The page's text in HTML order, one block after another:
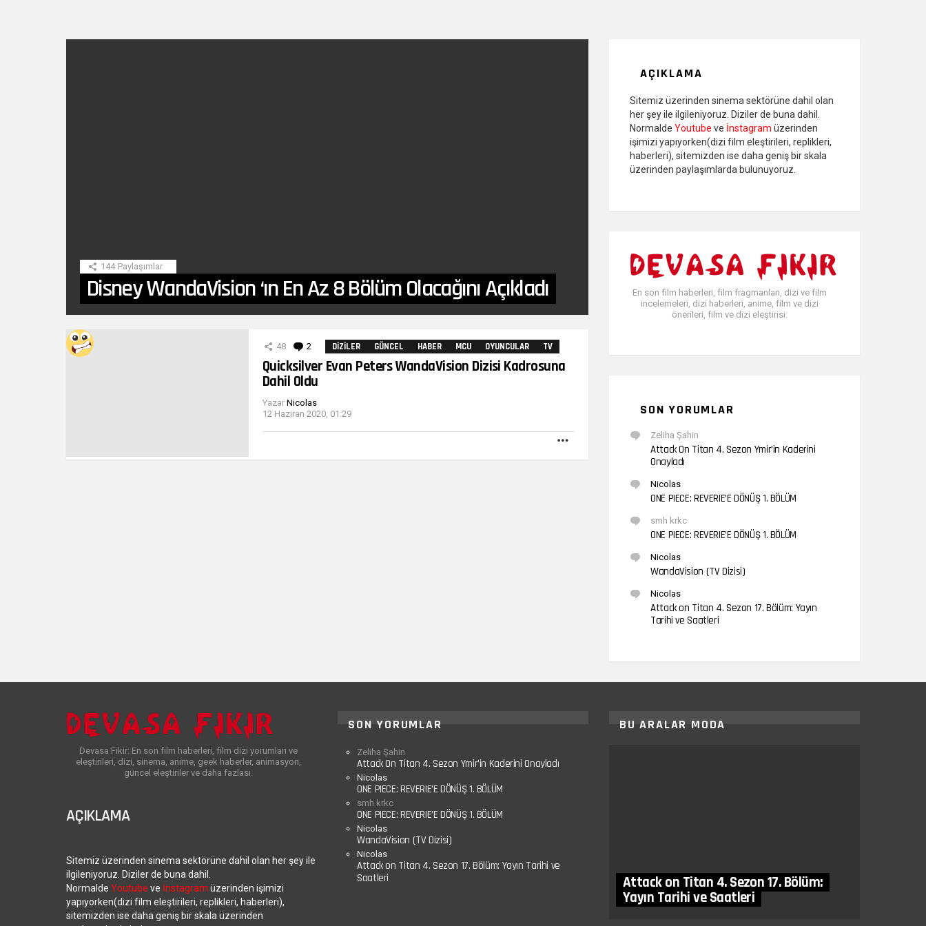
144 Paylaşımlar
Disney WandaVision ‘ın En Az 8 Bölüm Olacağını Açıkladı
DIĞER
YAZILARIMIZ
48 2 YorumDIZILER GÜNCEL HABER MCU OYUNCULAR TV
Quicksilver Evan Peters WandaVision Dizisi Kadrosuna
Dahil Oldu
Yazar Nicolas
12 Haziran 2020, 01:29
AÇIKLAMA
Sitemiz üzerinden sinema sektörüne dahil olan
her şey ile ilgileniyoruz. Diziler de buna dahil.
Normalde Youtube ve İnstagram üzerinden
işimizi yapıyorken(dizi film eleştirileri, replikleri,
haberleri), sitemizden ise daha geniş bir skala
üzerinden paylaşımlarda bulunuyoruz.
En son film haberleri, film fragmanları, dizi ve film
incelemeleri, dizi haberleri, anime, film ve dizi
önerileri, film ve dizi eleştirisi.
SON YORUMLAR
Zeliha Şahin
Attack On Titan 4. Sezon Ymir’in Kaderini
Onayladı
Nicolas
ONE PIECE: REVERIE’E DÖNÜŞ 1. BÖLÜM
smh krkc
ONE PIECE: REVERIE’E DÖNÜŞ 1. BÖLÜM
Nicolas
WandaVision (TV Dizisi)
Nicolas
Attack on Titan 4. Sezon 17. Bölüm: Yayın
Tarihi ve Saatleri
Devasa Fikir: En son film haberleri, film dizi yorumları ve
eleştirileri, dizi, sinema, anime, geek haberler, animasyon,
güncel eleştiriler ve daha fazlası.
AÇIKLAMA
Sitemiz üzerinden sinema sektörüne dahil olan her şey ile
ilgileniyoruz. Diziler de buna dahil.
Normalde Youtube ve İnstagram üzerinden işimizi
yapıyorken(dizi film eleştirileri, replikleri, haberleri),
sitemizden ise daha geniş bir skala üzerinden
SON YORUMLAR
Zeliha Şahin
Attack On Titan 4. Sezon Ymir’in Kaderini Onayladı
Nicolas
ONE PIECE: REVERIE’E DÖNÜŞ 1. BÖLÜM
smh krkc
ONE PIECE: REVERIE’E DÖNÜŞ 1. BÖLÜM
Nicolas
WandaVision (TV Dizisi)
Nicolas
Attack on Titan 4. Sezon 17. Bölüm: Yayın Tarihi ve
Saatleri
BU ARALAR MODA
Attack on Titan 4. Sezon 17. Bölüm:
Yayın Tarihi ve Saatleri